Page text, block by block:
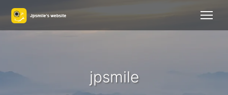
jpsmile